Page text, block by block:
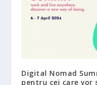
Digital Nomad
pentru cei care vor